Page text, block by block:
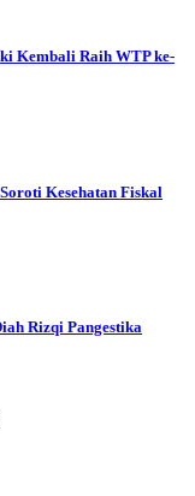
Kembali Raih WTP ke-
Kesehatan Fiskal
Rizqi Pangestika